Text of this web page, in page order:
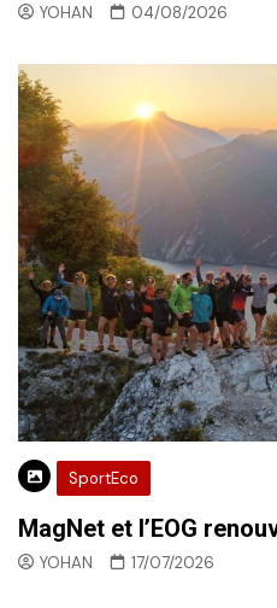
YOHAN 04/08/2026
SportEco
MagNet et l’EOG
YOHAN 17/07/2026